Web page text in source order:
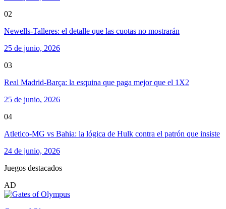
02
Newells-Talleres: el detalle que las cuotas no mostrarán
25 de junio, 2026
03
Real Madrid-Barça: la esquina que paga mejor que el 1X2
25 de junio, 2026
04
Atletico-MG vs Bahia: la lógica de Hulk contra el patrón que insiste
24 de junio, 2026
Juegos destacados
AD